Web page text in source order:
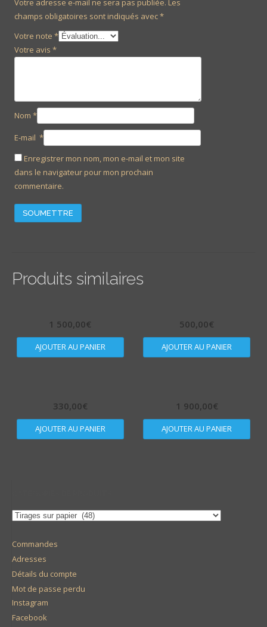
Votre adresse e-mail ne sera pas publiée. Les
champs obligatoires sont indiqués avec*
Votre note*
Votre avis*
Nom*
E-mail*
Enregistrer mon nom, mon e-mail et mon site
dans le navigateur pour mon prochain
commentaire.
Produits similaires
1 500,00€
AJOUTER AU PANIER
500,00€
AJOUTER AU PANIER
330,00€
AJOUTER AU PANIER
1 900,00€
AJOUTER AU PANIER
Commandes
Adresses
Détails du compte
Mot de passe perdu
Instagram
Facebook